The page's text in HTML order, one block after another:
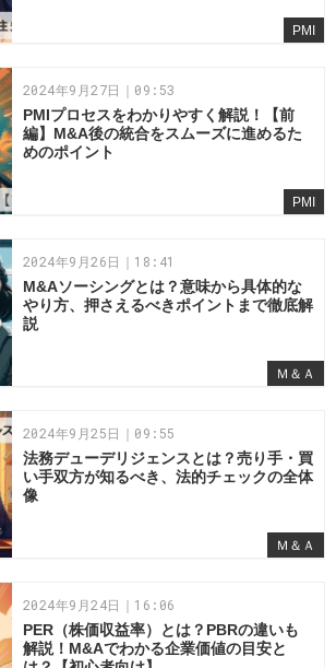
PMI
PMI
2024年9月27日｜09:53
PMIプロセスをわかりやすく解説！【前
編】M&A後の統合をスムーズに進めるた
めのポイント
Ｍ＆Ａ
2024年9月26日｜18:41
M&Aソーシングとは？意味から具体的な
やり方、押さえるべきポイントまで徹底解
説
Ｍ＆Ａ
2024年9月25日｜09:55
法務デューデリジェンスとは？売り手・買
い手双方が知るべき、法的チェックの全体
像
2024年9月24日｜16:06
PER（株価収益率）とは？PBRの違いも
解説！M&Aでわかる企業価値の目安と